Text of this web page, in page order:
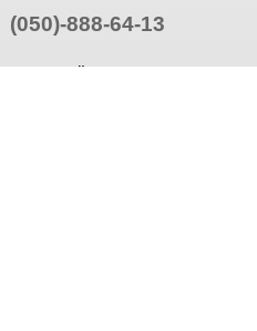
(050)-888-64-13